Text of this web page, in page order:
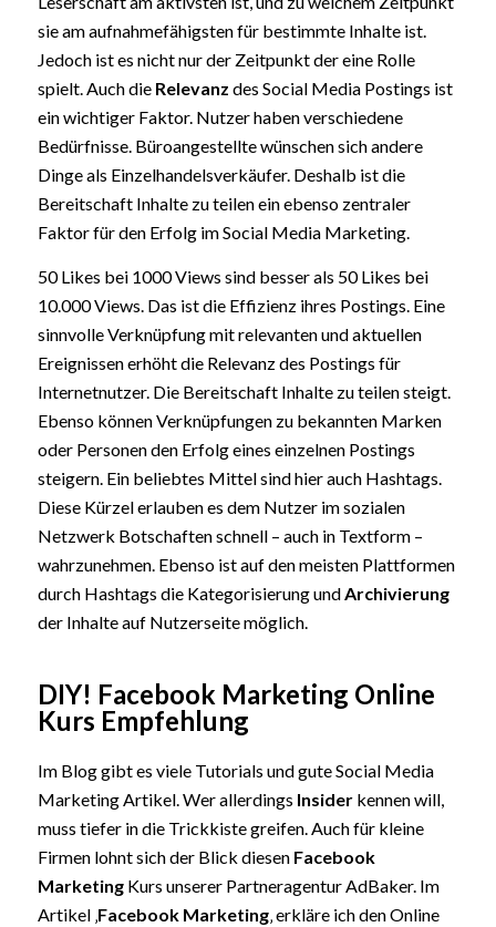
sie am aufnahmefähigsten für bestimmte Inhalte ist.
Jedoch ist es nicht nur der Zeitpunkt der eine Rolle
spielt. Auch die Relevanz des Social Media Postings ist
ein wichtiger Faktor. Nutzer haben verschiedene
Bedürfnisse. Büroangestellte wünschen sich andere
Dinge als Einzelhandelsverkäufer. Deshalb ist die
Bereitschaft Inhalte zu teilen ein ebenso zentraler
Faktor für den Erfolg im Social Media Marketing.
50 Likes bei 1000 Views sind besser als 50 Likes bei
10.000 Views. Das ist die Effizienz ihres Postings. Eine
sinnvolle Verknüpfung mit relevanten und aktuellen
Ereignissen erhöht die Relevanz des Postings für
Internetnutzer. Die Bereitschaft Inhalte zu teilen steigt.
Ebenso können Verknüpfungen zu bekannten Marken
oder Personen den Erfolg eines einzelnen Postings
steigern. Ein beliebtes Mittel sind hier auch Hashtags.
Diese Kürzel erlauben es dem Nutzer im sozialen
Netzwerk Botschaften schnell – auch in Textform –
wahrzunehmen. Ebenso ist auf den meisten Plattformen
durch Hashtags die Kategorisierung undArchivierung
der Inhalte auf Nutzerseite möglich.
DIY! Facebook Marketing Online
Kurs Empfehlung
Im Blog gibt es viele Tutorials und gute Social Media
Marketing Artikel. Wer allerdings Insiderkennen will,
muss tiefer in die Trickkiste greifen. Auch für kleine
Firmen lohnt sich der Blick diesen Facebook
MarketingKurs unserer Partneragentur AdBaker. Im
Artikel ‚Facebook Marketing‚ erkläre ich den Online